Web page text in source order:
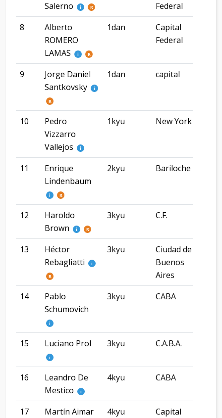
Salerno
i R
Federal
8
Alberto
ROMERO
LAMAS
i R
1dan
Capital
Federal
9
Jorge Daniel
Santkovsky
i
R
1dan capital
10
Pedro
Vizzarro
Vallejos
i
1kyu New York
11
Enrique
Lindenbaum
i R
2kyu Bariloche
12
Haroldo
Brown
i R
3kyu C.F.
13
Héctor
Rebagliatti
i
R
3kyu
Ciudad de
Buenos
Aires
14
Pablo
Schumovich
i
3kyu CABA
15 Luciano Prol
i
3kyu C.A.B.A.
16
Leandro De
Mestico
i
4kyu CABA
17 Martín Aimar 4kyu Capital